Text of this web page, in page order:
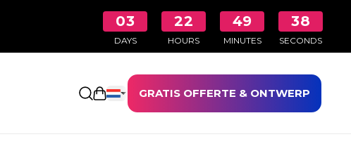
03
DAYS
22
HOURS
49
MINUTES
36
SECONDS
Winkelwagen openen
GRATIS OFFERTE & ONTWERP